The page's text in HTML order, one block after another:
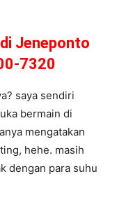
Jeneponto
7320
saya sendiri
bermain di
mengatakan
hehe. masih
dengan para suhu